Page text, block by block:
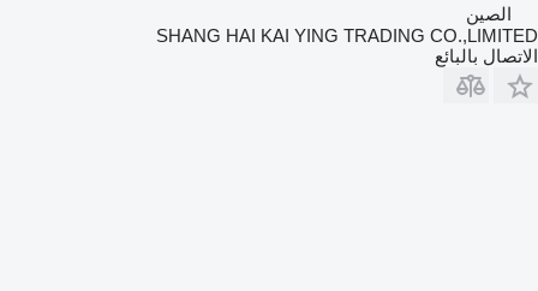
الصين
SHANG HAI KAI YING TRADING CO.,LIMITED
الاتصال بالبائع